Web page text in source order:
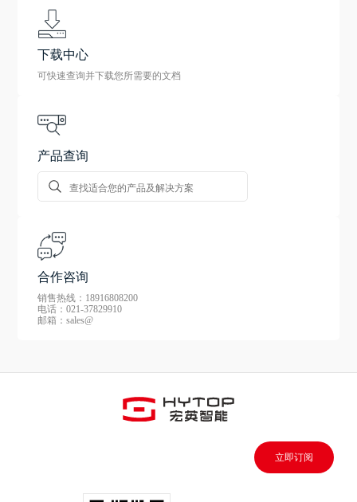
下载中心
可快速查询并下载您所需要的文档
产品查询
合作咨询
销售热线：18916808200
电话：021-37829910
邮箱：sales@
立即订阅